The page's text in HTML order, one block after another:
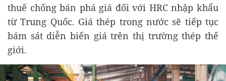
thuế chống bán phá giá đối với HRC nhập khẩu
từ Trung Quốc. Giá thép trong nước sẽ tiếp tục
bám sát diễn biến giá trên thị trường thép thế
giới.